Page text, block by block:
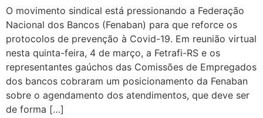
O movimento sindical está pressionando a Federação
Nacional dos Bancos (Fenaban) para que reforce os
protocolos de prevenção à Covid-19. Em reunião virtual
nesta quinta-feira, 4 de março, a Fetrafi-RS e os
representantes gaúchos das Comissões de Empregados
dos bancos cobraram um posicionamento da Fenaban
sobre o agendamento dos atendimentos, que deve ser
de forma […]